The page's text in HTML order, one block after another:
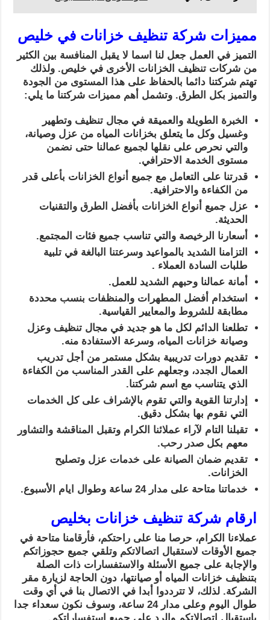
مميزات شركة تنظيف خزانات في خليص
التميز في العمل جعل لنا اسما لا يقبل المنافسة بين الكثير
من شركات تنظيف الخزانات الأخرى في خليص. ولذلك
تهتم شركتنا دائما بالحفاظ على هذا المستوى من الجودة
والتميز بكل الطرق. وتشمل أهم مميزات شركتنا ما يلي:
الخبرة الطويلة والعميقة في مجال تنظيف وتطهير
وغسيل وكل ما يتعلق بخزانات المياه من عزل وصيانة،
والتي نحرص على نقلها لجميع عمالنا حتى نضمن
مستوى الخدمة الاحترافي.
قدرتنا على التعامل مع جميع أنواع الخزانات بأعلى قدر
من الكفاءة والاحترافية.
عزل جميع أنواع الخزانات بأفضل الطرق والتقنيات
الحديثة.
أسعارنا الرخيصة والتي تناسب جميع فئات المجتمع.
التزامنا الشديد بالمواعيد وسرعتنا البالغة في تلبية
طلبات السادة العملاء .
أمانة عمالنا وحبهم الشديد للعمل.
استخدام أفضل المطهرات والمنظفات بنسب محددة
مطابقة للشروط والمعايير القياسية.
تطلعنا الدائم لكل ما هو جديد في مجال تنظيف وعزل
وصيانة خزانات المياه، وسرعة الاستفادة منه.
تقديم دورات تدريبية بشكل مستمر من أجل تدريب
العمال الجدد، وجعلهم على القدر المناسب من الكفاءة
الذي يتناسب مع اسم شركتنا.
إدارتنا القوية والتي تقوم بالإشراف على كل الخدمات
التي نقوم بها بشكل دقيق.
تقبلنا التام لآراء عملائنا الكرام وتقبل المناقشة والتشاور
معهم بكل صدر رحب.
تقديم ضمان الصيانة على خدمات عزل وتصليح
الخزانات.
خدماتنا متاحة على مدار 24 ساعة وطوال ايام الأسبوع.
ارقام شركة تنظيف خزانات بخليص
عملاءنا الكرام، حرصا منا على راحتكم، فأرقامنا متاحة في
جميع الأوقات لاستقبال اتصالاتكم وتلقي جميع حجوزاتكم
والإجابة على جميع الأسئلة والاستفسارات ذات الصلة
بتنظيف خزانات المياه أو صيانتها، دون الحاجة لزيارة مقر
الشركة. لذلك، لا تترددوا أبدا في الاتصال بنا في أي وقت
طوال اليوم وعلى مدار 24 ساعة، وسوف نكون سعداء جدا